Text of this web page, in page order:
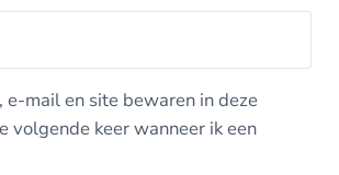
e-mail en site bewaren in deze
volgende keer wanneer ik een